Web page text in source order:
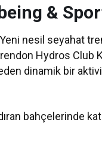
&
nesil seyahat
Hydros Club
dinamik bir
bahçelerinde